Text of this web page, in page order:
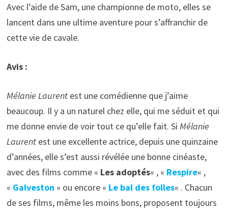
Avec l’aide de Sam, une championne de moto, elles se
lancent dans une ultime aventure pour s’affranchir de
cette vie de cavale.
Avis :
Mélanie Laurentest une comédienne que j’aime
beaucoup. Il y a un naturel chez elle, qui me séduit et qui
me donne envie de voir tout ce qu’elle fait. Si Mélanie
Laurentest une excellente actrice, depuis une quinzaine
d’années, elle s’est aussi révélée une bonne cinéaste,
avec des films comme « Les adoptés« , « Respire« ,
« Galveston » ou encore « Le bal des folles« . Chacun
de ses films, même les moins bons, proposent toujours